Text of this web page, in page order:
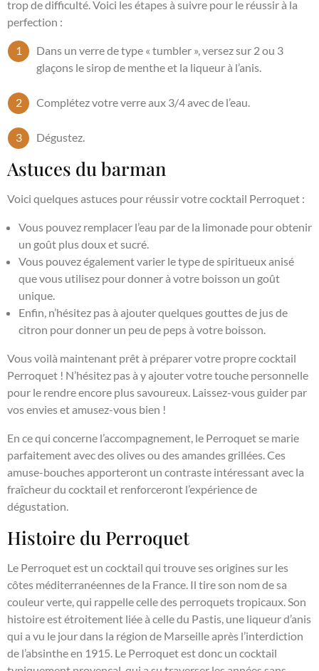
trop de difficulté. Voici les étapes à suivre pour le réussir à la
perfection :
Dans un verre de type « tumbler », versez sur 2 ou 3
glaçons le sirop de menthe et la liqueur à l’anis.
Complétez votre verre aux 3/4 avec de l’eau.
Dégustez.
Astuces du barman
Voici quelques astuces pour réussir votre cocktail Perroquet :
Vous pouvez remplacer l’eau par de la limonade pour obtenir
un goût plus doux et sucré.
Vous pouvez également varier le type de spiritueux anisé
que vous utilisez pour donner à votre boisson un goût
unique.
Enfin, n’hésitez pas à ajouter quelques gouttes de jus de
citron pour donner un peu de peps à votre boisson.
Vous voilà maintenant prêt à préparer votre propre cocktail
Perroquet ! N’hésitez pas à y ajouter votre touche personnelle
pour le rendre encore plus savoureux. Laissez-vous guider par
vos envies et amusez-vous bien !
En ce qui concerne l’accompagnement, le Perroquet se marie
parfaitement avec des olives ou des amandes grillées. Ces
amuse-bouches apporteront un contraste intéressant avec la
fraîcheur du cocktail et renforceront l’expérience de
dégustation.
Histoire du Perroquet
Le Perroquet est un cocktail qui trouve ses origines sur les
côtes méditerranéennes de la France. Il tire son nom de sa
couleur verte, qui rappelle celle des perroquets tropicaux. Son
histoire est étroitement liée à celle du Pastis, une liqueur d’anis
qui a vu le jour dans la région de Marseille après l’interdiction
de l’absinthe en 1915. Le Perroquet est donc un cocktail